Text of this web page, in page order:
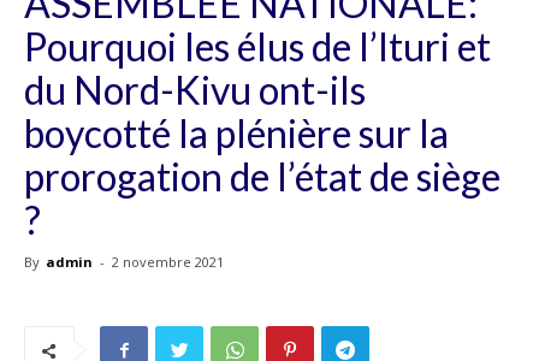
Pourquoi les élus de l’Ituri et
du Nord-Kivu ont-ils
boycotté la plénière sur la
prorogation de l’état de siège
?
By admin - 2 novembre 2021